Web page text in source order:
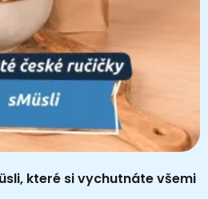
které si vychutnáte všemi